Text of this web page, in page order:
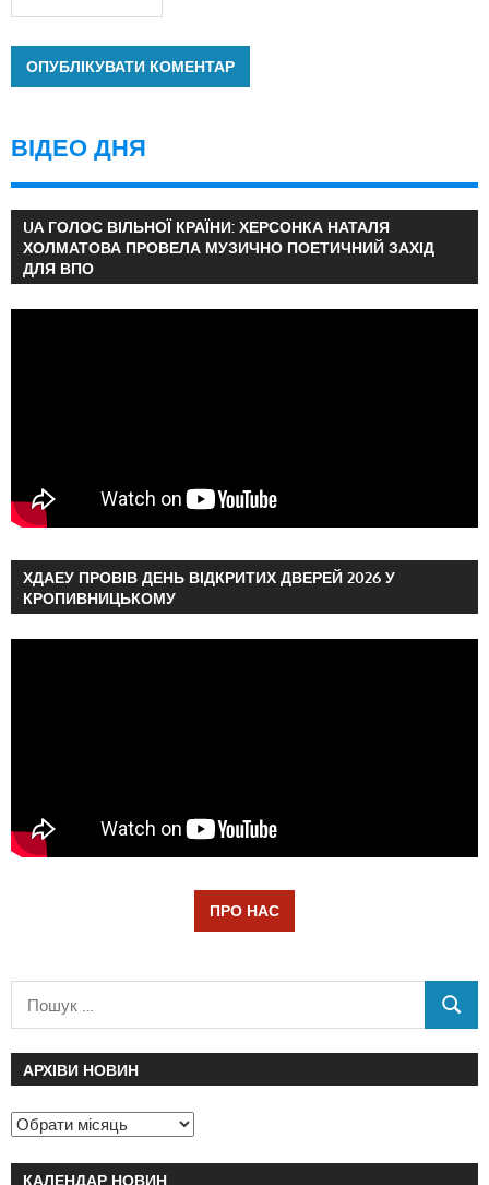
ВІДЕО ДНЯ
UA ГОЛОС ВІЛЬНОЇ КРАЇНИ: ХЕРСОНКА НАТАЛЯ
ХОЛМАТОВА ПРОВЕЛА МУЗИЧНО ПОЕТИЧНИЙ ЗАХІД
ДЛЯ ВПО
ХДАЕУ ПРОВІВ ДЕНЬ ВІДКРИТИХ ДВЕРЕЙ 2026 У
КРОПИВНИЦЬКОМУ
ПРО НАС
АРХІВИ НОВИН
КАЛЕНДАР НОВИН